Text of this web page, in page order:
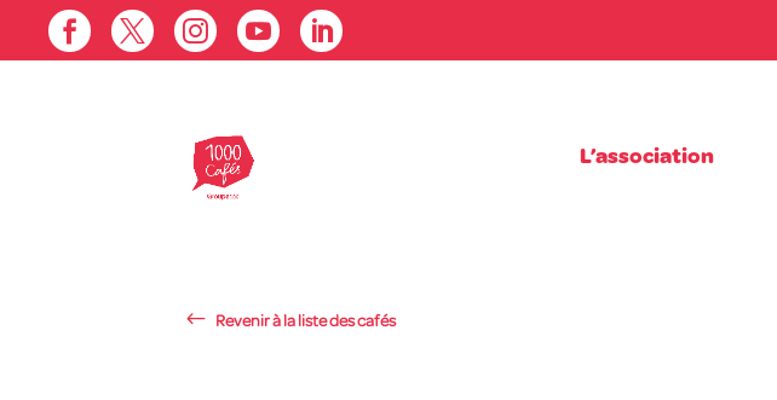
    
L’association
Revenir à la liste des cafés